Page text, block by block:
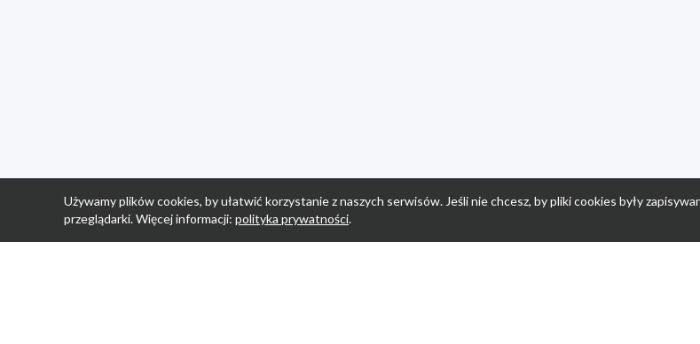
Używamy plików cookies, by ułatwić korzystanie z naszych serwisów. Jeśli nie chcesz, by pliki cookies były
przeglądarki. Więcej informacji: polityka prywatności.